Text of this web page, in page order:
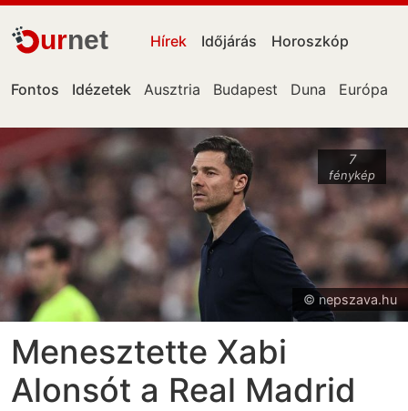
urnet Hírek Időjárás Horoszkóp
Fontos Idézetek Ausztria Budapest Duna Európa
7
fénykép
© nepszava.hu
Menesztette Xabi
Alonsót a Real Madrid